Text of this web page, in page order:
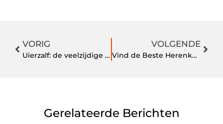
VORIG
Uierzalf: de veelzijdige wondercrème die je niet mag missen
VOLGENDE
Vind de Beste Herenkapper in Eindhoven: Tips en Veelgestelde Vragen
Gerelateerde Berichten